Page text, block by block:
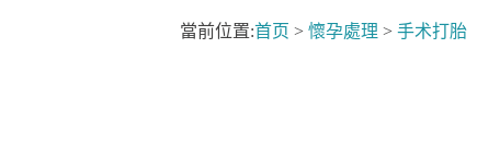
當前位置:首页 > 懷孕處理 > 手术打胎